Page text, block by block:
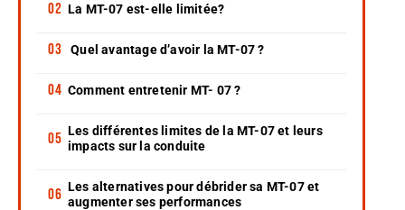
La MT-07 est-elle limitée?
Quel avantage d’avoir la MT-07 ?
Comment entretenir MT- 07 ?
Les différentes limites de la MT-07 et leurs
impacts sur la conduite
Les alternatives pour débrider sa MT-07 et
augmenter ses performances